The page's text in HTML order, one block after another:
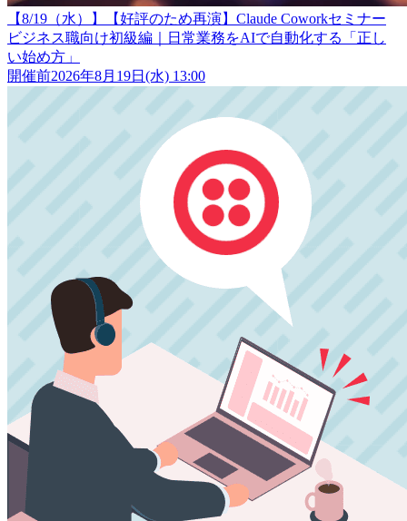
【8/19（水）】【好評のため再演】Claude Coworkセミナー
ビジネス職向け初級編｜日常業務をAIで自動化する「正し
い始め方」
開催前2026年8月19日(水) 13:00